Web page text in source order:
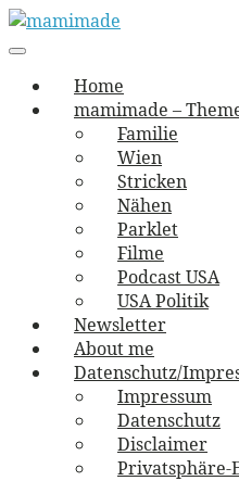
Skip
to
mamimade
vernäht und zugetextet
navigation
Menu
Home
mamimade –
Familie
Wien
Stricken
Nähen
Parklet
Filme
Podcast USA
USA Politik
Newsletter
About me
Datenschutz/
Impressum
Datenschutz
Disclaimer
Privatsphäre-